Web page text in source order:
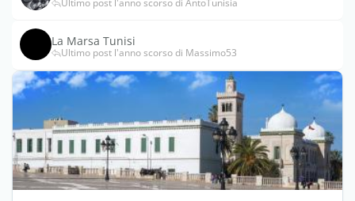
La Marsa Tunisi
Ultimo post l'anno scorso di Massimo53